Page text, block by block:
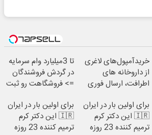
خریدآمپول‌های لاغری
از داروخانه های
اطرافت، ارسال فوری
تا 3میلیارد وام سرمایه
در گردش فروشندگان
=> فروشگاهت رو ثبت
برای اولین بار در ایران
🇮🇷 این دکتر کرم
ترمیم کننده 23 روزه
برای اولین بار در ایران
🇮🇷 این دکتر کرم
ترمیم کننده 23 روزه